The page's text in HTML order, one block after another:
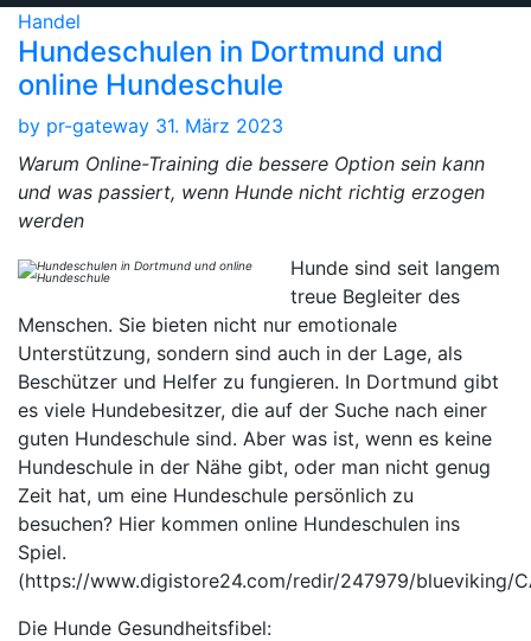
Handel
Hundeschulen in Dortmund und
online Hundeschule
by pr-gateway 31. März 2023
Warum Online-Training die bessere Option sein kann
und was passiert, wenn Hunde nicht richtig erzogen
werden
Hunde sind seit langem
treue Begleiter des
Menschen. Sie bieten nicht nur emotionale
Unterstützung, sondern sind auch in der Lage, als
Beschützer und Helfer zu fungieren. In Dortmund gibt
es viele Hundebesitzer, die auf der Suche nach einer
guten Hundeschule sind. Aber was ist, wenn es keine
Hundeschule in der Nähe gibt, oder man nicht genug
Zeit hat, um eine Hundeschule persönlich zu
besuchen? Hier kommen online Hundeschulen ins
Spiel.
(https://www.digistore24.com/redir/247979/blueviking/
Die Hunde Gesundheitsfibel: